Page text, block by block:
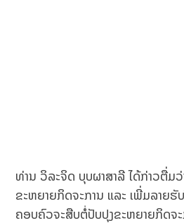
ທ່ານ ວິລະຈິດ ບຸບຜາສາລີ ໄດ້ກ່າວຕື່ມ
ຂະຫຍາຍກິດຈະການ ແລະ ເພີ່ມລາຍຮັ
ຄອບຄົວຈະສືບຕໍ່ປັບປຸງຂະຫຍາຍກິດຈະ